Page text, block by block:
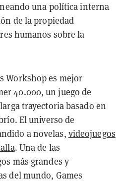
una política interna
de la propiedad
humanos sobre la
Workshop es mejor
40.000, un juego de
trayectoria basado en
El universo de
a novelas, videojuegos
. Una de las
más grandes y
del mundo, Games